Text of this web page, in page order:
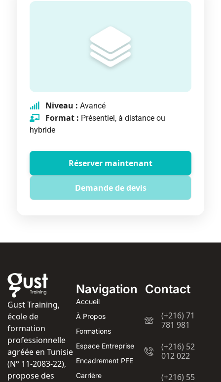
Niveau : Avancé
Format : Présentiel, à distance ou
hybride
Réserver maintenant
Demande de devis
Gust Training,
école de
formation
professionnelle
agréée en Tunisie
(N° 11-2083-22),
propose des
Navigation
Accueil
À Propos
Formations
Espace Entreprise
Encadrement PFE
Carrière
Contact
(+216) 71
781 981
(+216) 52
012 022
(+216) 55